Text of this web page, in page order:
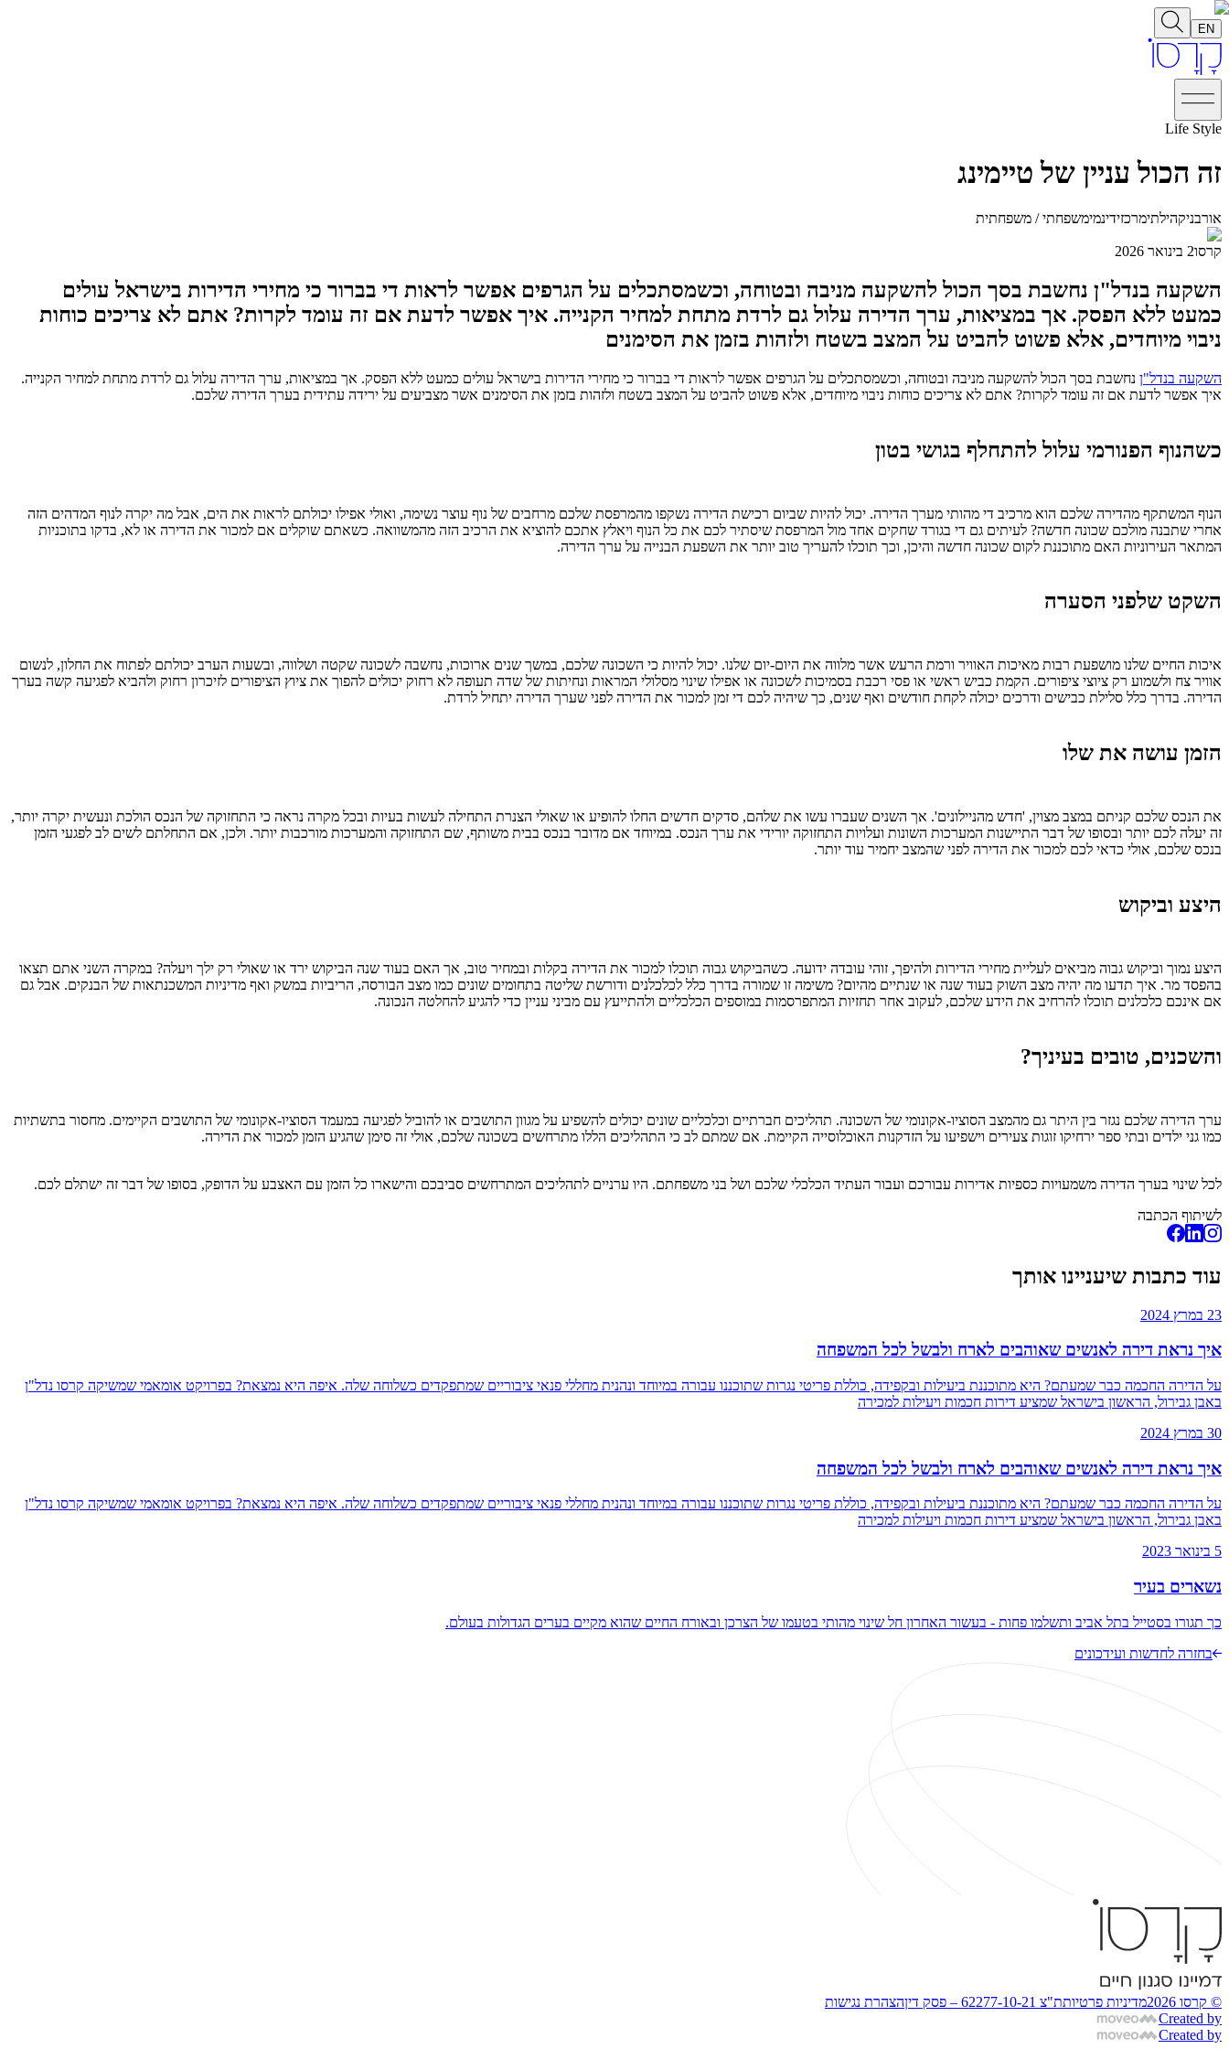
EN
Life Style
זה הכול עניין של טיימינג
אורבניקהילתימרכזידינמימשפחתי / משפחתית
קרסו2 בינואר 2026
השקעה בנדל"ן נחשבת בסך הכול להשקעה מניבה ובטוחה, וכשמסתכלים על הגרפים אפשר לראות די בברור כי מחירי הדירות בישראל עולים
כמעט ללא הפסק. אך במציאות, ערך הדירה עלול גם לרדת מתחת למחיר הקנייה. איך אפשר לדעת אם זה עומד לקרות? אתם לא צריכים כוחות
ניבוי מיוחדים, אלא פשוט להביט על המצב בשטח ולזהות בזמן את הסימנים
השקעה בנדל"ן נחשבת בסך הכול להשקעה מניבה ובטוחה, וכשמסתכלים על הגרפים אפשר לראות די בברור כי מחירי הדירות בישראל עולים כמעט ללא הפסק. אך במציאות, ערך הדירה עלול גם לרדת מתחת למחיר הקנייה.
איך אפשר לדעת אם זה עומד לקרות? אתם לא צריכים כוחות ניבוי מיוחדים, אלא פשוט להביט על המצב בשטח ולזהות בזמן את הסימנים אשר מצביעים על ירידה עתידית בערך הדירה שלכם.
כשהנוף הפנורמי עלול להתחלף בגושי בטון
הנוף המשתקף מהדירה שלכם הוא מרכיב די מהותי מערך הדירה. יכול להיות שביום רכישת הדירה נשקפו מהמרפסת שלכם מרחבים של נוף עוצר נשימה, ואולי אפילו יכולתם לראות את הים, אבל מה יקרה לנוף המדהים הזה
אחרי שתבנה מולכם שכונה חדשה? לעיתים גם די בגורד שחקים אחד מול המרפסת שיסתיר לכם את כל הנוף ויאלץ אתכם להוציא את הרכיב הזה מהמשוואה. כשאתם שוקלים אם למכור את הדירה או לא, בדקו בתוכניות
המתאר העירוניות האם מתוכננת לקום שכונה חדשה והיכן, וכך תוכלו להעריך טוב יותר את השפעת הבנייה על ערך הדירה.
השקט שלפני הסערה
איכות החיים שלנו מושפעת רבות מאיכות האוויר ורמת הרעש אשר מלווה את היום-יום שלנו. יכול להיות כי השכונה שלכם, במשך שנים ארוכות, נחשבה לשכונה שקטה ושלווה, ובשעות הערב יכולתם לפתוח את החלון, לנשום
אוויר צח ולשמוע רק ציוצי ציפורים. הקמת כביש ראשי או פסי רכבת בסמיכות לשכונה או אפילו שינוי מסלולי המראות ונחיתות של שדה תעופה לא רחוק יכולים להפוך את ציוץ הציפורים לזיכרון רחוק ולהביא לפגיעה קשה בערך
הדירה. בדרך כלל סלילת כבישים ודרכים יכולה לקחת חודשים ואף שנים, כך שיהיה לכם די זמן למכור את הדירה לפני שערך הדירה יתחיל לרדת.
הזמן עושה את שלו
את הנכס שלכם קניתם במצב מצוין, 'חדש מהניילונים'. אך השנים שעברו עשו את שלהם, סדקים חדשים החלו להופיע או שאולי הצנרת התחילה לעשות בעיות ובכל מקרה נראה כי התחזוקה של הנכס הולכת ונעשית יקרה יותר,
זה יעלה לכם יותר ובסופו של דבר התיישנות המערכות השונות ועלויות התחזוקה יורידי את ערך הנכס. במיוחד אם מדובר בנכס בבית משותף, שם התחזוקה והמערכות מורכבות יותר. ולכן, אם התחלתם לשים לב לפגעי הזמן
בנכס שלכם, אולי כדאי לכם למכור את הדירה לפני שהמצב יחמיר עוד יותר.
היצע וביקוש
היצע נמוך וביקוש גבוה מביאים לעליית מחירי הדירות ולהיפך, זוהי עובדה ידועה. כשהביקוש גבוה תוכלו למכור את הדירה בקלות ובמחיר טוב, אך האם בעוד שנה הביקוש ירד או שאולי רק ילך ויעלה? במקרה השני אתם תצאו
בהפסד מר. איך תדעו מה יהיה מצב השוק בעוד שנה או שנתיים מהיום? משימה זו שמורה בדרך כלל לכלכלנים ודורשת שליטה בתחומים שונים כמו מצב הבורסה, הריביות במשק ואף מדיניות המשכנתאות של הבנקים. אבל גם
אם אינכם כלכלנים תוכלו להרחיב את הידע שלכם, לעקוב אחר תחזיות המתפרסמות במוספים הכלכליים ולהתייעץ עם מביני עניין כדי להגיע להחלטה הנכונה.
והשכנים, טובים בעיניך?
ערך הדירה שלכם נגזר בין היתר גם מהמצב הסוציו-אקונומי של השכונה. תהליכים חברתיים וכלכליים שונים יכולים להשפיע על מגוון התושבים או להוביל לפגיעה במעמד הסוציו-אקונומי של התושבים הקיימים. מחסור בתשתיות
כמו גני ילדים ובתי ספר ירחיקו זוגות צעירים וישפיעו על הזדקנות האוכלוסייה הקיימת. אם שמתם לב כי התהליכים הללו מתרחשים בשכונה שלכם, אולי זה סימן שהגיע הזמן למכור את הדירה.
לכל שינוי בערך הדירה משמעויות כספיות אדירות עבורכם ועבור העתיד הכלכלי שלכם ושל בני משפחתם. היו ערניים לתהליכים המתרחשים סביבכם והישארו כל הזמן עם האצבע על הדופק, בסופו של דבר זה ישתלם לכם.
לשיתוף הכתבה
עוד כתבות שיעניינו אותך
23 במרץ 2024
איך נראת דירה לאנשים שאוהבים לארח ולבשל לכל המשפחה
על הדירה החכמה כבר שמעתם? היא מתוכננת ביעילות ובקפידה, כוללת פריטי נגרות שתוכננו עבורה במיוחד ונהנית מחללי פנאי ציבוריים שמתפקדים כשלוחה שלה. איפה היא נמצאת? בפרויקט אומאמי שמשיקה קרסו נדל"ן
באבן גבירול, הראשון בישראל שמציע דירות חכמות ויעילות למכירה
30 במרץ 2024
איך נראת דירה לאנשים שאוהבים לארח ולבשל לכל המשפחה
על הדירה החכמה כבר שמעתם? היא מתוכננת ביעילות ובקפידה, כוללת פריטי נגרות שתוכננו עבורה במיוחד ונהנית מחללי פנאי ציבוריים שמתפקדים כשלוחה שלה. איפה היא נמצאת? בפרויקט אומאמי שמשיקה קרסו נדל"ן
באבן גבירול, הראשון בישראל שמציע דירות חכמות ויעילות למכירה
5 בינואר 2023
נשארים בעיר
כך תגורו בסטייל בתל אביב ותשלמו פחות - בעשור האחרון חל שינוי מהותי בטעמו של הצרכן ובאורח החיים שהוא מקיים בערים הגדולות בעולם.
בחזרה לחדשות ועידכונים
© קרסו 2026 מדיניות פרטיותת"צ 62277-10-21 – פסק דין
הצהרת נגישות
Created by
Created by